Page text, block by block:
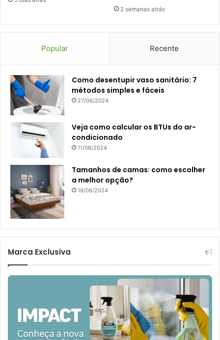
2 semanas atrás
Popular Recente
Como desentupir vaso sanitário: 7
métodos simples e fáceis
27/06/2024
Veja como calcular os BTUs do ar-
condicionado
11/06/2024
Tamanhos de camas: como escolher
a melhor opção?
19/06/2024
Marca Exclusiva